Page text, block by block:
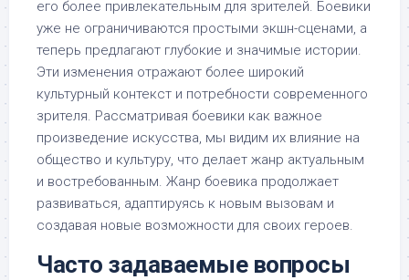
его более привлекательным для зрителей. Боевики
уже не ограничиваются простыми экшн-сценами, а
теперь предлагают глубокие и значимые истории.
Эти изменения отражают более широкий
культурный контекст и потребности современного
зрителя. Рассматривая боевики как важное
произведение искусства, мы видим их влияние на
общество и культуру, что делает жанр актуальным
и востребованным. Жанр боевика продолжает
развиваться, адаптируясь к новым вызовам и
создавая новые возможности для своих героев.
Часто задаваемые вопросы